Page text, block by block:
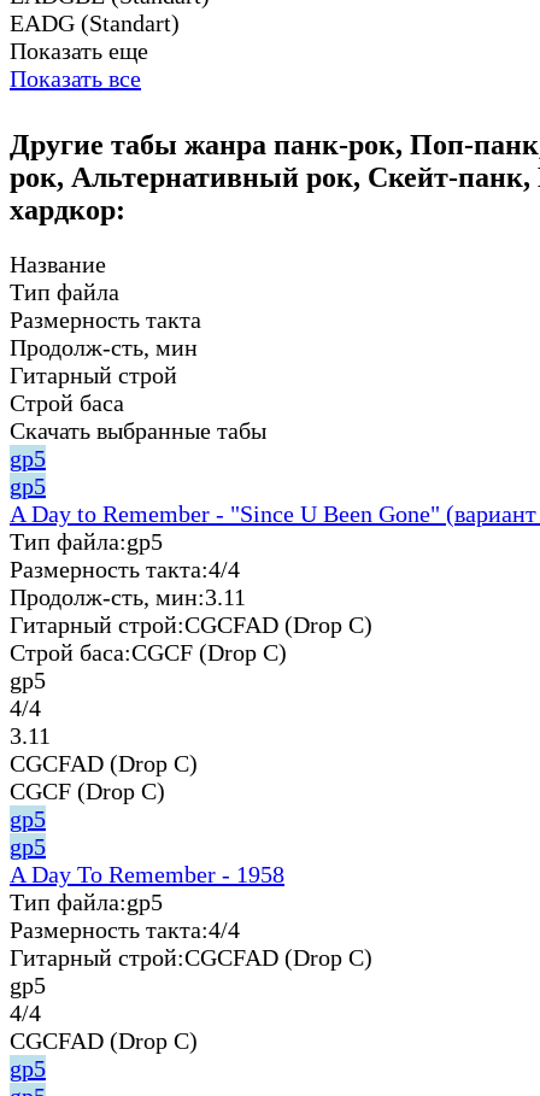
EADG (Standart)
Показать еще
Показать все
Другие табы жанра панк-рок, Поп-
рок, Альтернативный рок, Скейт-
хардкор:
Название
Тип файла
Размерность такта
Продолж-сть, мин
Гитарный строй
Строй баса
Скачать выбранные табы
gp5
gp5
A Day to Remember - "Since U Been Gone"
Тип файла:gp5
Размерность такта:4/4
Продолж-сть, мин:3.11
Гитарный строй:CGCFAD (Drop C)
Строй баса:CGCF (Drop C)
gp5
4/4
3.11
CGCFAD (Drop C)
CGCF (Drop C)
gp5
gp5
A Day To Remember - 1958
Тип файла:gp5
Размерность такта:4/4
Гитарный строй:CGCFAD (Drop C)
gp5
4/4
CGCFAD (Drop C)
gp5